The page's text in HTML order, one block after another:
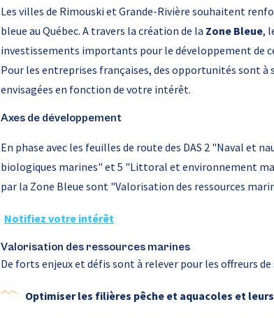
Les villes de Rimouski et Grande-Rivière souhaitent
bleue au Québec. A travers la création de la Zone Bleue,
investissements importants pour le développement de
Pour les entreprises françaises, des opportunités sont
envisagées en fonction de votre intérêt.
Axes de développement
En phase avec les feuilles de route des DAS 2 "Naval et
biologiques marines" et 5 "Littoral et environnement
par la Zone Bleue sont "Valorisation des ressources
Notifiez votre intérêt
Valorisation des ressources marines
De forts enjeux et défis sont à relever pour les offreurs
Optimiser les filières pêche et aquacoles et